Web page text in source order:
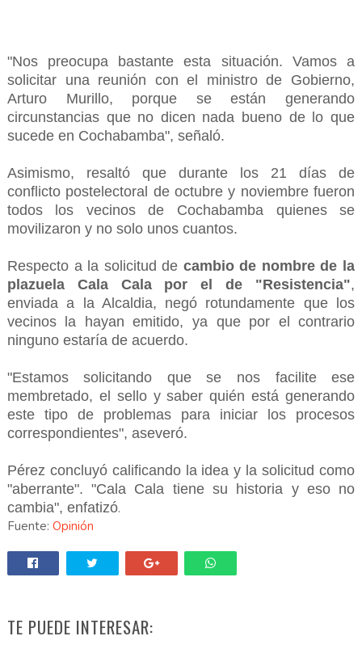
"Nos preocupa bastante esta situación. Vamos a
solicitar una reunión con el ministro de Gobierno,
Arturo Murillo, porque se están generando
circunstancias que no dicen nada bueno de lo que
sucede en Cochabamba", señaló.
Asimismo, resaltó que durante los 21 días de
conflicto postelectoral de octubre y noviembre fueron
todos los vecinos de Cochabamba quienes se
movilizaron y no solo unos cuantos.
Respecto a la solicitud de cambio de nombre de la
plazuela Cala Cala por el de "Resistencia",
enviada a la Alcaldia, negó rotundamente que los
vecinos la hayan emitido, ya que por el contrario
ninguno estaría de acuerdo.
"Estamos solicitando que se nos facilite ese
membretado, el sello y saber quién está generando
este tipo de problemas para iniciar los procesos
correspondientes", aseveró.
Pérez concluyó calificando la idea y la solicitud como
"aberrante". "Cala Cala tiene su historia y eso no
cambia", enfatizó.
Fuente: Opinión
TE PUEDE INTERESAR: